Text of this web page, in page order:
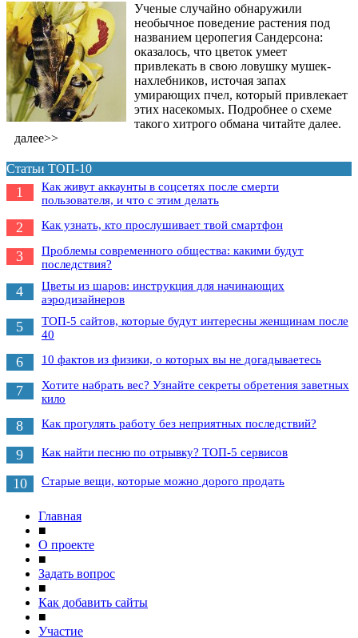
Ученые случайно обнаружили
необычное поведение растения под
названием церопегия Сандерсона:
оказалось, что цветок умеет
привлекать в свою ловушку мушек-
нахлебников, источая запах
умирающих пчел, который привлекает
этих насекомых. Подробнее о схеме
такого хитрого обмана читайте далее.
далее>>
Статьи ТОП-10
1
Как живут аккаунты в соцсетях после смерти
пользователя, и что с этим делать
2 Как узнать, кто прослушивает твой смартфон
3
Проблемы современного общества: какими будут
последствия?
4
Цветы из шаров: инструкция для начинающих
аэродизайнеров
5
ТОП-5 сайтов, которые будут интересны женщинам после
40
6 10 фактов из физики, о которых вы не догадываетесь
7
Хотите набрать вес? Узнайте секреты обретения заветных
кило
8 Как прогулять работу без неприятных последствий?
9 Как найти песню по отрывку? ТОП-5 сервисов
10 Старые вещи, которые можно дорого продать
Главная
■
О проекте
■
Задать вопрос
■
Как добавить сайты
■
Участие